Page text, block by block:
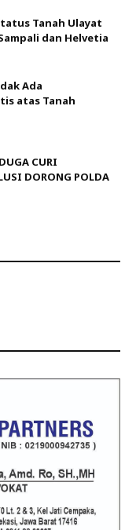
Tanah Ulayat
dan Helvetia
Ada
atas Tanah
CURI
DORONG POLDA